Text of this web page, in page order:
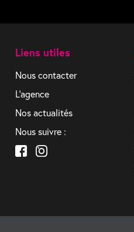
Liens utiles
Nous contacter
L'agence
Nos actualités
Nous suivre :